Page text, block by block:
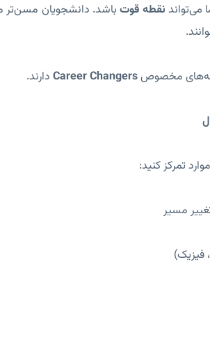
می‌تواند نقطه قوتباشد. دانشجویان مسن‌تر
مخصوصCareer Changers دارند.
مسیر